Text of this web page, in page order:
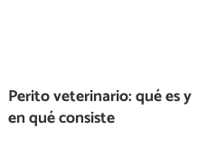
Perito veterinario: qué es y
en qué consiste